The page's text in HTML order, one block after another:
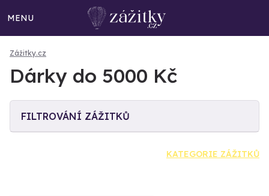
MENU
Zážitky.cz
Dárky do 5000 Kč
FILTROVÁNÍ ZÁŽITKŮ
KATEGORIE ZÁŽITKŮ